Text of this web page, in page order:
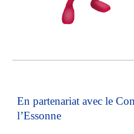
En partenariat avec le
l’Essonne